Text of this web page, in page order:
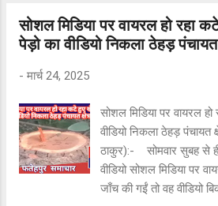
कोशिश की। खुद को बचाने के
और घबराकर चलती ट्रेन से
कॉल किया। उसे गंभीर चोटें
हाथ और कमर पर। फिलहाल
कराया गया है। पुलिस जांच
पुलिस (जीआरपी) ने केस
तलाश शुरू कर दी गई है।
अगर आरोपी को दोबार...
सोशल मिडिया पर वायरल हो रहा
पेड़ो का वीडियो निकला ठेहड़
- मार्च 24, 2025
सोशल मिडिया पर वायरल
वीडियो निकला ठेहड़
ठाकुर):- सोमवार सुबह से
वीडियो सोशल मिडिया पर
जाँच की गईं तो वह वीडियो